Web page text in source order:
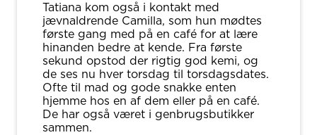
Tatiana kom også i kontakt med
jævnaldrende Camilla, som hun mødtes
første gang med på en café for at lære
hinanden bedre at kende. Fra første
sekund opstod der rigtig god kemi, og
de ses nu hver torsdag til torsdagsdates.
Ofte til mad og gode snakke enten
hjemme hos en af dem eller på en café.
De har også været i genbrugsbutikker
sammen.